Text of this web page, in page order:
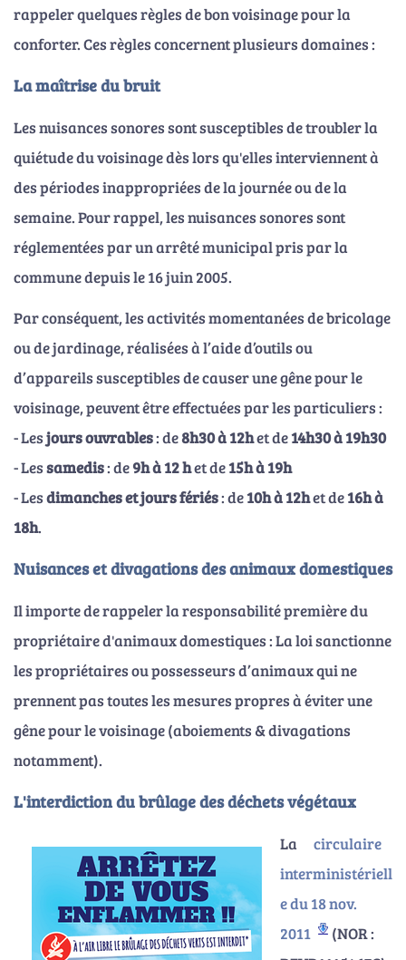
rappeler quelques règles de bon voisinage pour la
conforter. Ces règles concernent plusieurs domaines :
La maîtrise du bruit
Les nuisances sonores sont susceptibles de troubler la
quiétude du voisinage dès lors qu'elles interviennent à
des périodes inappropriées de la journée ou de la
semaine. Pour rappel, les nuisances sonores sont
réglementées par un arrêté municipal pris par la
commune depuis le 16 juin 2005.
Par conséquent, les activités momentanées de bricolage
ou de jardinage, réalisées à l’aide d’outils ou
d’appareils susceptibles de causer une gêne pour le
voisinage, peuvent être effectuées par les particuliers :
- Lesjours ouvrables: de8h30 à 12het de14h30 à 19h30
- Lessamedis: de9h à 12 het de15h à 19h
- Lesdimanches et jours fériés: de10h à 12het de16h à
18h.
Nuisances et divagations des animaux domestiques
Il importe de rappeler la responsabilité première du
propriétaire d'animaux domestiques : La loi sanctionne
les propriétaires ou possesseurs d’animaux qui ne
prennent pas toutes les mesures propres à éviter une
gêne pour le voisinage (aboiements & divagations
notamment).
L'interdiction du brûlage des déchets végétaux
La
circulaire
interministériell
e du 18 nov.
2011
(NOR :